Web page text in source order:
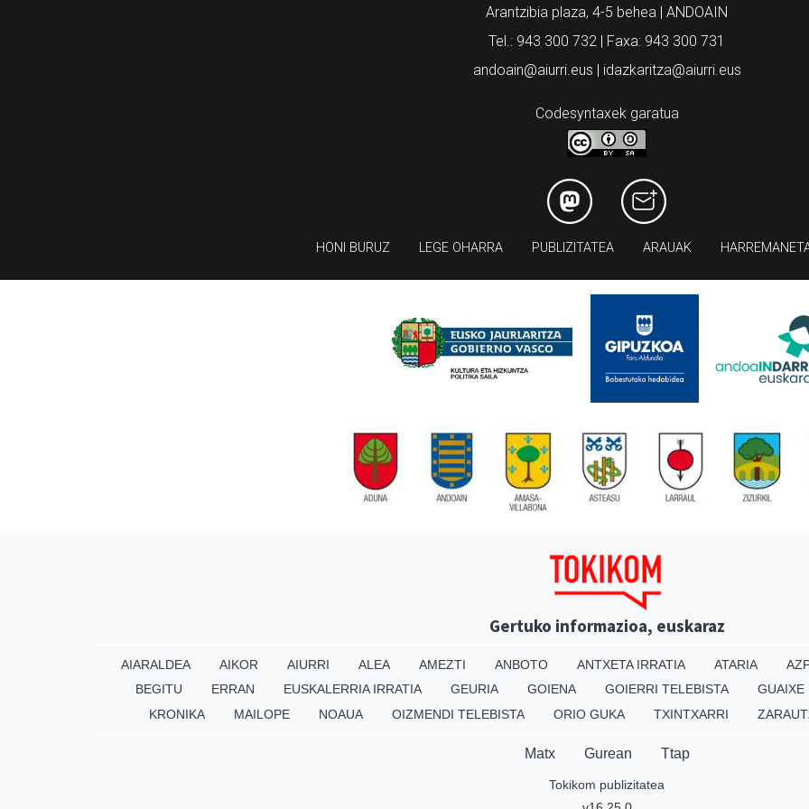
Arantzibia plaza, 4-5 behea | ANDOAIN
Tel.: 943 300 732 | Faxa: 943 300 731
andoain@aiurri.eus | idazkaritza@aiurri.eus
Codesyntaxek garatua
HONI BURUZ LEGE OHARRA PUBLIZITATEA ARAUAK
Gertuko informazioa, euskaraz
AIARALDEA AIKOR AIURRI ALEA AMEZTI ANBOTO ANTXETA IRRATIA ATARIA
BEGITU
ERRAN EUSKALERRIA IRRATIA GEURIA GOIENA GOIERRI TELEBISTA GUAIXE
KRONIKA
MAILOPE NOAUA OIZMENDI TELEBISTA ORIO GUKA TXINTXARRI
Matx Gurean Ttap
Tokikom publizitatea